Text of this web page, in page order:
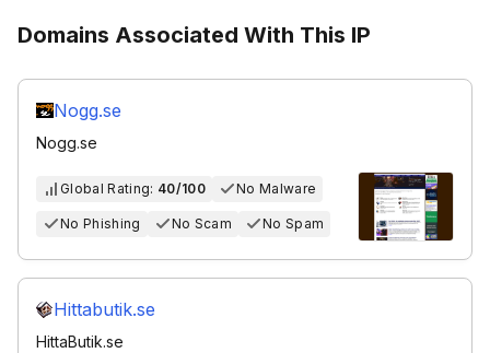
Domains Associated With This IP
Nogg.se
Nogg.se
Global Rating: 40/100 No Malware
No Phishing No Scam No Spam
Hittabutik.se
HittaButik.se